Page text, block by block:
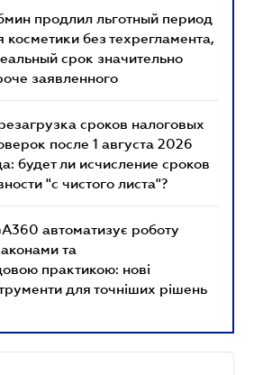
продлил льготный период
косметики без техрегламента,
срок значительно
заявленного
сроков налоговых
после 1 августа 2026
будет ли исчисление сроков
"с чистого листа"?
автоматизує роботу
та
практикою: нові
для точніших рішень